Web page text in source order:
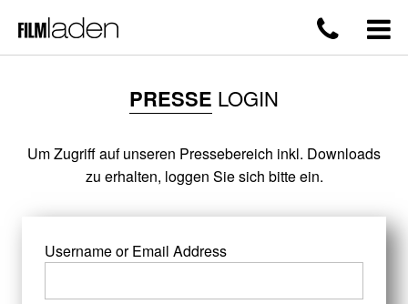
PRESSE LOGIN
Um Zugriff auf unseren Pressebereich inkl. Downloads
zu erhalten, loggen Sie sich bitte ein.
Username or Email Address